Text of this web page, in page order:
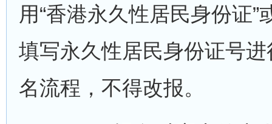
用“香港永久性居民身份证”
填写永久性居民身份证号
名流程，不得改报。